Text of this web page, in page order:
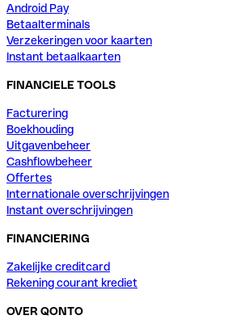
Android Pay
Betaalterminals
Verzekeringen voor kaarten
Instant betaalkaarten
FINANCIELE TOOLS
Facturering
Boekhouding
Uitgavenbeheer
Cashflowbeheer
Offertes
Internationale overschrijvingen
Instant overschrijvingen
FINANCIERING
Zakelijke creditcard
Rekening courant krediet
OVER QONTO